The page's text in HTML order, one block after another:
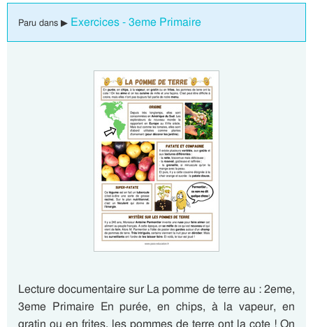
Paru dans ▶ Exercices - 3eme Primaire
Lecture documentaire sur La pomme de terre au : 2eme,
3eme Primaire En purée, en chips, à la vapeur, en
gratin ou en frites, les pommes de terre ont la cote ! On